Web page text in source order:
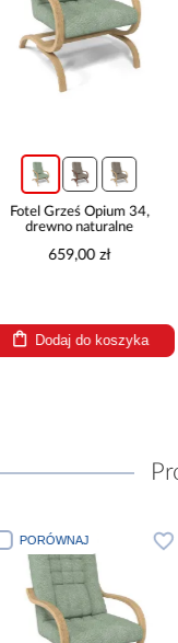
Opium 34,
koszyka
Fotel